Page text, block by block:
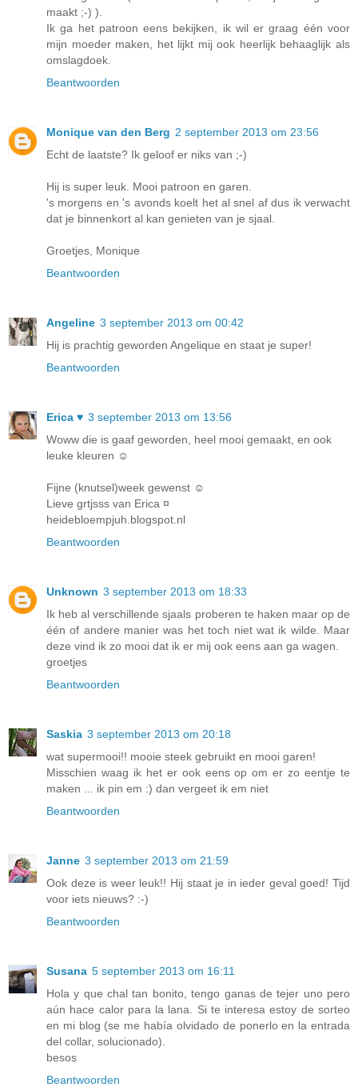
maakt ;-) ).
Ik ga het patroon eens bekijken, ik wil er graag één voor
mijn moeder maken, het lijkt mij ook heerlijk behaaglijk als
omslagdoek.
Beantwoorden
Monique van den Berg 2 september 2013 om 23:56
Echt de laatste? Ik geloof er niks van ;-)
Hij is super leuk. Mooi patroon en garen.
's morgens en 's avonds koelt het al snel af dus ik verwacht
dat je binnenkort al kan genieten van je sjaal.
Groetjes, Monique
Beantwoorden
Angeline 3 september 2013 om 00:42
Hij is prachtig geworden Angelique en staat je super!
Beantwoorden
Erica ♥ 3 september 2013 om 13:56
Woww die is gaaf geworden, heel mooi gemaakt, en ook
leuke kleuren ☺
Fijne (knutsel)week gewenst ☺
Lieve grtjsss van Erica ¤
heidebloempjuh.blogspot.nl
Beantwoorden
Unknown 3 september 2013 om 18:33
Ik heb al verschillende sjaals proberen te haken maar op de
één of andere manier was het toch niet wat ik wilde. Maar
deze vind ik zo mooi dat ik er mij ook eens aan ga wagen.
groetjes
Beantwoorden
Saskia 3 september 2013 om 20:18
wat supermooi!! mooie steek gebruikt en mooi garen!
Misschien waag ik het er ook eens op om er zo eentje te
maken ... ik pin em :) dan vergeet ik em niet
Beantwoorden
Janne 3 september 2013 om 21:59
Ook deze is weer leuk!! Hij staat je in ieder geval goed! Tijd
voor iets nieuws? :-)
Beantwoorden
Susana 5 september 2013 om 16:11
Hola y que chal tan bonito, tengo ganas de tejer uno pero
aún hace calor para la lana. Si te interesa estoy de sorteo
en mi blog (se me había olvidado de ponerlo en la entrada
del collar, solucionado).
besos
Beantwoorden